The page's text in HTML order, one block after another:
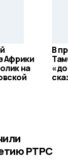
Африки
на
В
РТРС